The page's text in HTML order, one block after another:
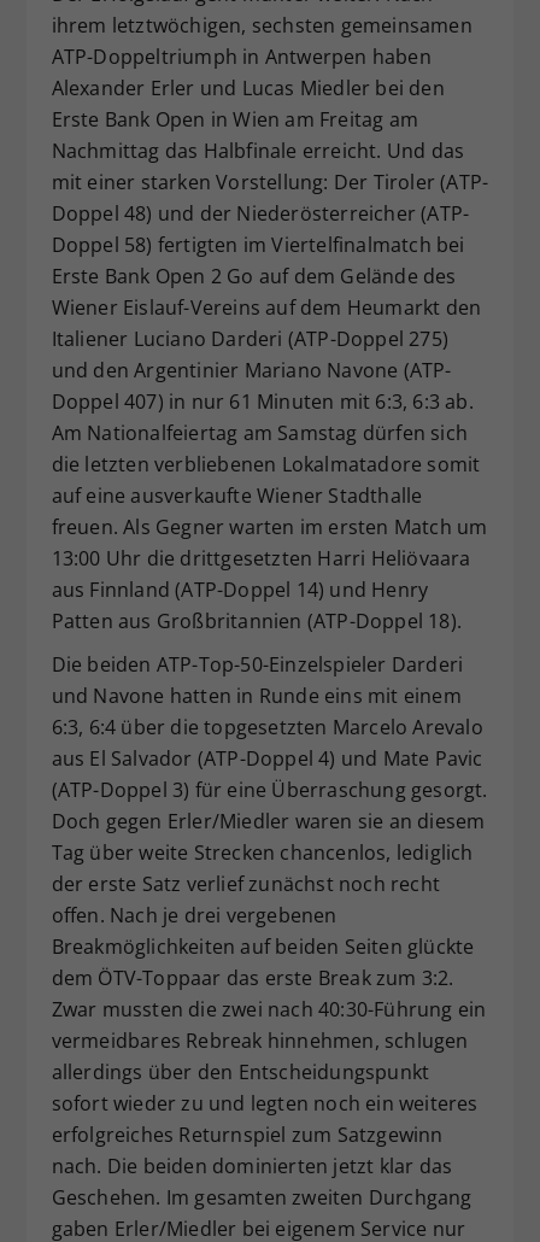
ihrem letztwöchigen, sechsten gemeinsamen
ATP-Doppeltriumph in Antwerpen haben
Alexander Erler und Lucas Miedler bei den
Erste Bank Open in Wien am Freitag am
Nachmittag das Halbfinale erreicht. Und das
mit einer starken Vorstellung: Der Tiroler (ATP-
Doppel 48) und der Niederösterreicher (ATP-
Doppel 58) fertigten im Viertelfinalmatch bei
Erste Bank Open 2 Go auf dem Gelände des
Wiener Eislauf-Vereins auf dem Heumarkt den
Italiener Luciano Darderi (ATP-Doppel 275)
und den Argentinier Mariano Navone (ATP-
Doppel 407) in nur 61 Minuten mit 6:3, 6:3 ab.
Am Nationalfeiertag am Samstag dürfen sich
die letzten verbliebenen Lokalmatadore somit
auf eine ausverkaufte Wiener Stadthalle
freuen. Als Gegner warten im ersten Match um
13:00 Uhr die drittgesetzten Harri Heliövaara
aus Finnland (ATP-Doppel 14) und Henry
Patten aus Großbritannien (ATP-Doppel 18).
Die beiden ATP-Top-50-Einzelspieler Darderi
und Navone hatten in Runde eins mit einem
6:3, 6:4 über die topgesetzten Marcelo Arevalo
aus El Salvador (ATP-Doppel 4) und Mate Pavic
(ATP-Doppel 3) für eine Überraschung gesorgt.
Doch gegen Erler/Miedler waren sie an diesem
Tag über weite Strecken chancenlos, lediglich
der erste Satz verlief zunächst noch recht
offen. Nach je drei vergebenen
Breakmöglichkeiten auf beiden Seiten glückte
dem ÖTV-Toppaar das erste Break zum 3:2.
Zwar mussten die zwei nach 40:30-Führung ein
vermeidbares Rebreak hinnehmen, schlugen
allerdings über den Entscheidungspunkt
sofort wieder zu und legten noch ein weiteres
erfolgreiches Returnspiel zum Satzgewinn
nach. Die beiden dominierten jetzt klar das
Geschehen. Im gesamten zweiten Durchgang
gaben Erler/Miedler bei eigenem Service nur
Zweck
Dieser Wert speichert Ihre Consent-
Einstellungen. Unter anderem eine
zufällig generierte ID, für die
historische Speicherung Ihrer
vorgenommen Einstellungen, falls der
Webseiten-Betreiber dies eingestellt
hat.